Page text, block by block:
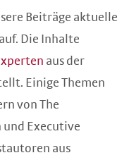
Beiträge aktuelle
Die Inhalte
aus der
Einige Themen
von The
und Executive
aus